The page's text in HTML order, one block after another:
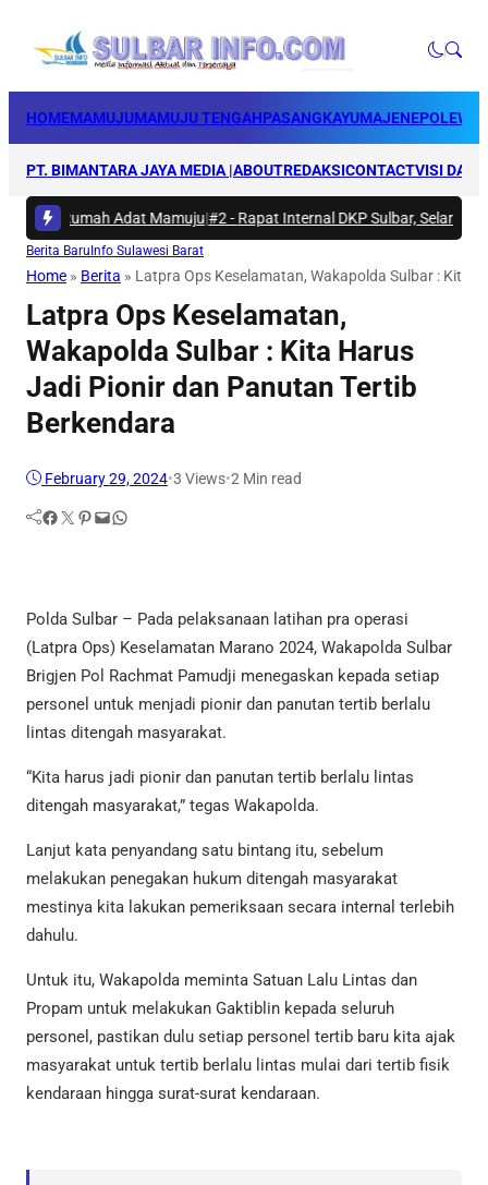
HOMEMAMUJUMAMUJU TENGAHPASANGKAYUMAJENE
PT. BIMANTARA JAYA MEDIA |ABOUTREDAKSICONTACTVISI DAN
di Rumah Adat Mamuju|#2 -Rapat Internal DKP Sulbar, Selaraskan
Berita Baru Info Sulawesi Barat
Home » Berita » Latpra Ops Keselamatan, Wakapolda Sulbar : Kita
Latpra Ops Keselamatan,
Wakapolda Sulbar : Kita Harus
Jadi Pionir dan Panutan Tertib
Berkendara
February 29, 2024•3 Views•2 Min read
Facebook Twitter Pinterest Mail WhatsApp
Polda Sulbar – Pada pelaksanaan latihan pra operasi
(Latpra Ops) Keselamatan Marano 2024, Wakapolda Sulbar
Brigjen Pol Rachmat Pamudji menegaskan kepada setiap
personel untuk menjadi pionir dan panutan tertib berlalu
lintas ditengah masyarakat.
“Kita harus jadi pionir dan panutan tertib berlalu lintas
ditengah masyarakat,” tegas Wakapolda.
Lanjut kata penyandang satu bintang itu, sebelum
melakukan penegakan hukum ditengah masyarakat
mestinya kita lakukan pemeriksaan secara internal terlebih
dahulu.
Untuk itu, Wakapolda meminta Satuan Lalu Lintas dan
Propam untuk melakukan Gaktiblin kepada seluruh
personel, pastikan dulu setiap personel tertib baru kita ajak
masyarakat untuk tertib berlalu lintas mulai dari tertib fisik
kendaraan hingga surat-surat kendaraan.